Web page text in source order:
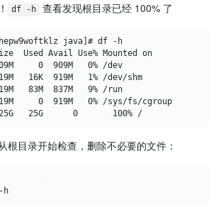
df -h 查看发现根目录已经 100% 了
java]# df -h
Used Avail Use% Mounted on
0  909M   0% /dev
16K  919M   1% /dev/shm
83M  837M   9% /run
0  919M   0% /sys/fs/cgroup
/dev/vda1        25G   25G  	0  	100% /
根目录开始检查，删除不必要的文件：